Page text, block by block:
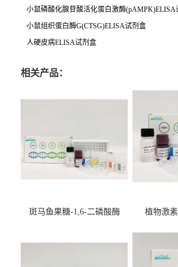
小鼠磷酸化腺苷酸活化蛋白激酶(pAMPK)ELISA
小鼠组织蛋白酶G(CTSG)ELISA试剂盒
人硬皮病ELISA试剂盒
相关产品：
斑马鱼果糖-1,6-二磷酸酶
盒
植物激